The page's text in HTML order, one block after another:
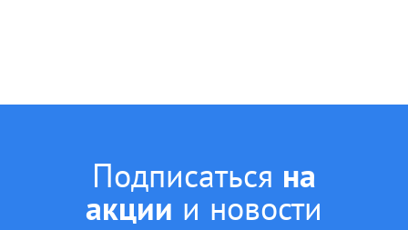
Подписаться на
акции и новости